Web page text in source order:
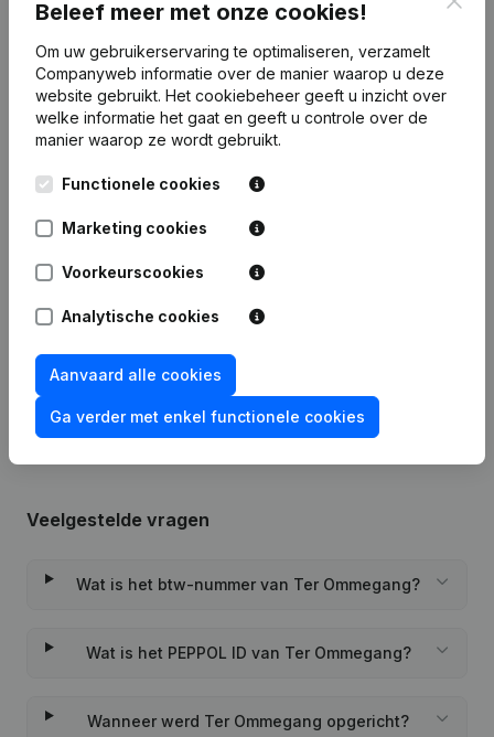
Brutomarge €-7.502 €-6.916 €-71.897
Publicatiesvan Ter Ommegang
08-11-2018
Rubriek Oprichting (Nieuwe
Rechtspersoon, Opening Bijkantoor,
enz...)
Veelgestelde vragen
Wat is het btw-nummer van Ter Ommegang?
Wat is het PEPPOL ID van Ter Ommegang?
Wanneer werd Ter Ommegang opgericht?
Beleef meer met onze cookies!
Om uw gebruikerservaring te optimaliseren, verzamelt
Companyweb informatie over de manier waarop u deze
website gebruikt. Het cookiebeheer geeft u inzicht over
welke informatie het gaat en geeft u controle over de
manier waarop ze wordt gebruikt.
Functionele cookies
Marketing cookies
Voorkeurscookies
Analytische cookies
Aanvaard alle cookies
Ga verder met enkel functionele cookies